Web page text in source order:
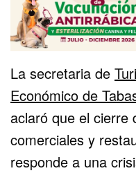
La secretaria de
Económico de
aclaró que el cierre
comerciales y
responde a una